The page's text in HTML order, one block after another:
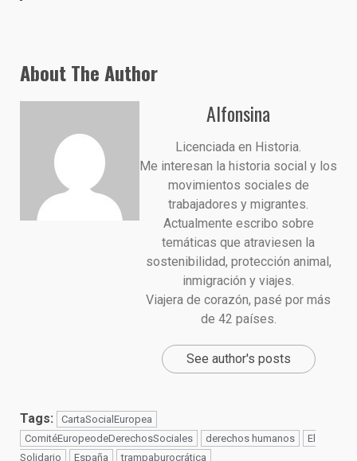
About The Author
Alfonsina
Licenciada en Historia.
Me interesan la historia social y los
movimientos sociales de
trabajadores y migrantes.
Actualmente escribo sobre
temáticas que atraviesen la
sostenibilidad, protección animal,
inmigración y viajes.
Viajera de corazón, pasé por más
de 42 países.
See author's posts
Tags:
CartaSocialEuropea
ComitéEuropeodeDerechosSociales
derechos humanos
El
Solidario
España trampaburocrática